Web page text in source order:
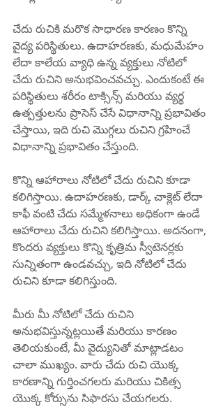
చేదు రుచికి మరొక సాధారణ కారణం కొన్ని
వైద్య పరిస్థితులు. ఉదాహరణకు, మధుమేహం
లేదా కాలేయ వ్యాధి ఉన్న వ్యక్తులు నోటిలో
చేదు రుచిని అనుభవించవచ్చు. ఎందుకంటే ఈ
పరిస్థితులు శరీరం టాక్సిన్స్ మరియు వ్యర్థ
ఉత్పత్తులను ప్రాసెస్ చేసే విధానాన్ని ప్రభావితం
చేస్తాయి, ఇది రుచి మొగ్గలు రుచిని గ్రహించే
విధానాన్ని ప్రభావితం చేస్తుంది.
కొన్ని ఆహారాలు నోటిలో చేదు రుచిని కూడా
కలిగిస్తాయి. ఉదాహరణకు, డార్క్ చాక్లెట్ లేదా
కాఫీ వంటి చేదు సమ్మేళనాలు అధికంగా ఉండే
ఆహారాలు చేదు రుచిని కలిగిస్తాయి. అదనంగా,
కొందరు వ్యక్తులు కొన్ని కృత్రిమ స్వీటెనర్లకు
సున్నితంగా ఉండవచ్చు, ఇది నోటిలో చేదు
రుచిని కూడా కలిగిస్తుంది.
మీరు మీ నోటిలో చేదు రుచిని
అనుభవిస్తున్నట్లయితే మరియు కారణం
తెలియకుంటే, మీ వైద్యునితో మాట్లాడటం
చాలా ముఖ్యం. వారు చేదు రుచి యొక్క
కారణాన్ని గుర్తించగలరు మరియు చికిత్స
యొక్క కోర్సును సిఫారసు చేయగలరు.